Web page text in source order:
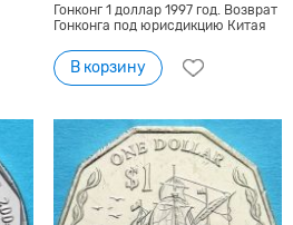
Гонконг 1 доллар 1997 год. Возврат
Гонконга под юрисдикцию Китая
В корзину